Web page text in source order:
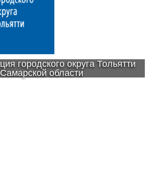
городского округа Тольятти
Самарской области